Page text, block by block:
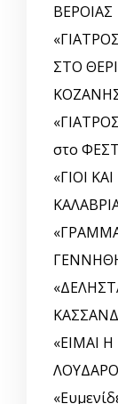
ΒΕΡΟΙΑΣ
ΣΤΟ
στο
«ΓΙΟΙ
«ΕΙΜΑΙ